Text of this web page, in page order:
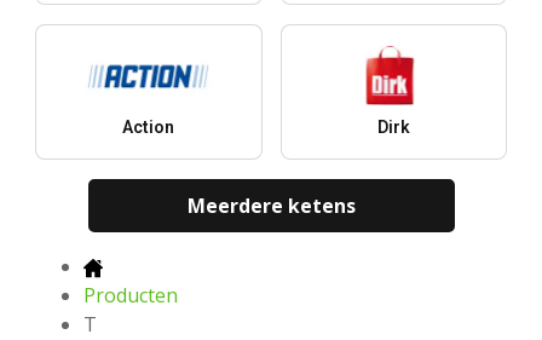
Action Dirk
Meerdere ketens
Producten
T